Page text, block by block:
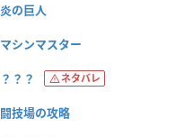
炎の巨人
マシンマスター
？？？ ネタバレ
闘技場の攻略